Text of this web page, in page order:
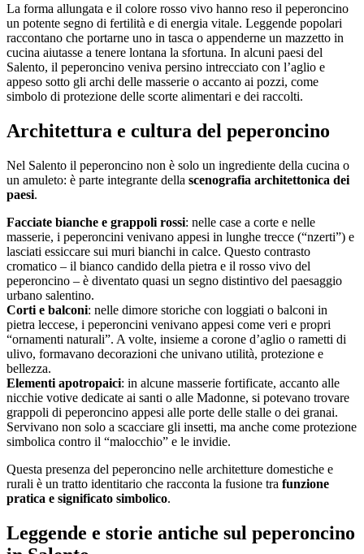
La forma allungata e il colore rosso vivo hanno reso il peperoncino
un potente segno di fertilità e di energia vitale. Leggende popolari
raccontano che portarne uno in tasca o appenderne un mazzetto in
cucina aiutasse a tenere lontana la sfortuna. In alcuni paesi del
Salento, il peperoncino veniva persino intrecciato con l’aglio e
appeso sotto gli archi delle masserie o accanto ai pozzi, come
simbolo di protezione delle scorte alimentari e dei raccolti.
Architettura e cultura del peperoncino
Nel Salento il peperoncino non è solo un ingrediente della cucina o
un amuleto: è parte integrante della scenografia architettonica dei
paesi.
Facciate bianche e grappoli rossi: nelle case a corte e nelle
masserie, i peperoncini venivano appesi in lunghe trecce (“nzerti”) e
lasciati essiccare sui muri bianchi in calce. Questo contrasto
cromatico – il bianco candido della pietra e il rosso vivo del
peperoncino – è diventato quasi un segno distintivo del paesaggio
urbano salentino.
Corti e balconi: nelle dimore storiche con loggiati o balconi in
pietra leccese, i peperoncini venivano appesi come veri e propri
“ornamenti naturali”. A volte, insieme a corone d’aglio o rametti di
ulivo, formavano decorazioni che univano utilità, protezione e
bellezza.
Elementi apotropaici: in alcune masserie fortificate, accanto alle
nicchie votive dedicate ai santi o alle Madonne, si potevano trovare
grappoli di peperoncino appesi alle porte delle stalle o dei granai.
Servivano non solo a scacciare gli insetti, ma anche come protezione
simbolica contro il “malocchio” e le invidie.
Questa presenza del peperoncino nelle architetture domestiche e
rurali è un tratto identitario che racconta la fusione tra funzione
pratica e significato simbolico.
Leggende e storie antiche sul peperoncino